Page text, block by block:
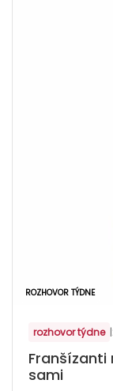
ROZHOVOR TÝDNE
rozhovor týdne |
Franšízanti
sami